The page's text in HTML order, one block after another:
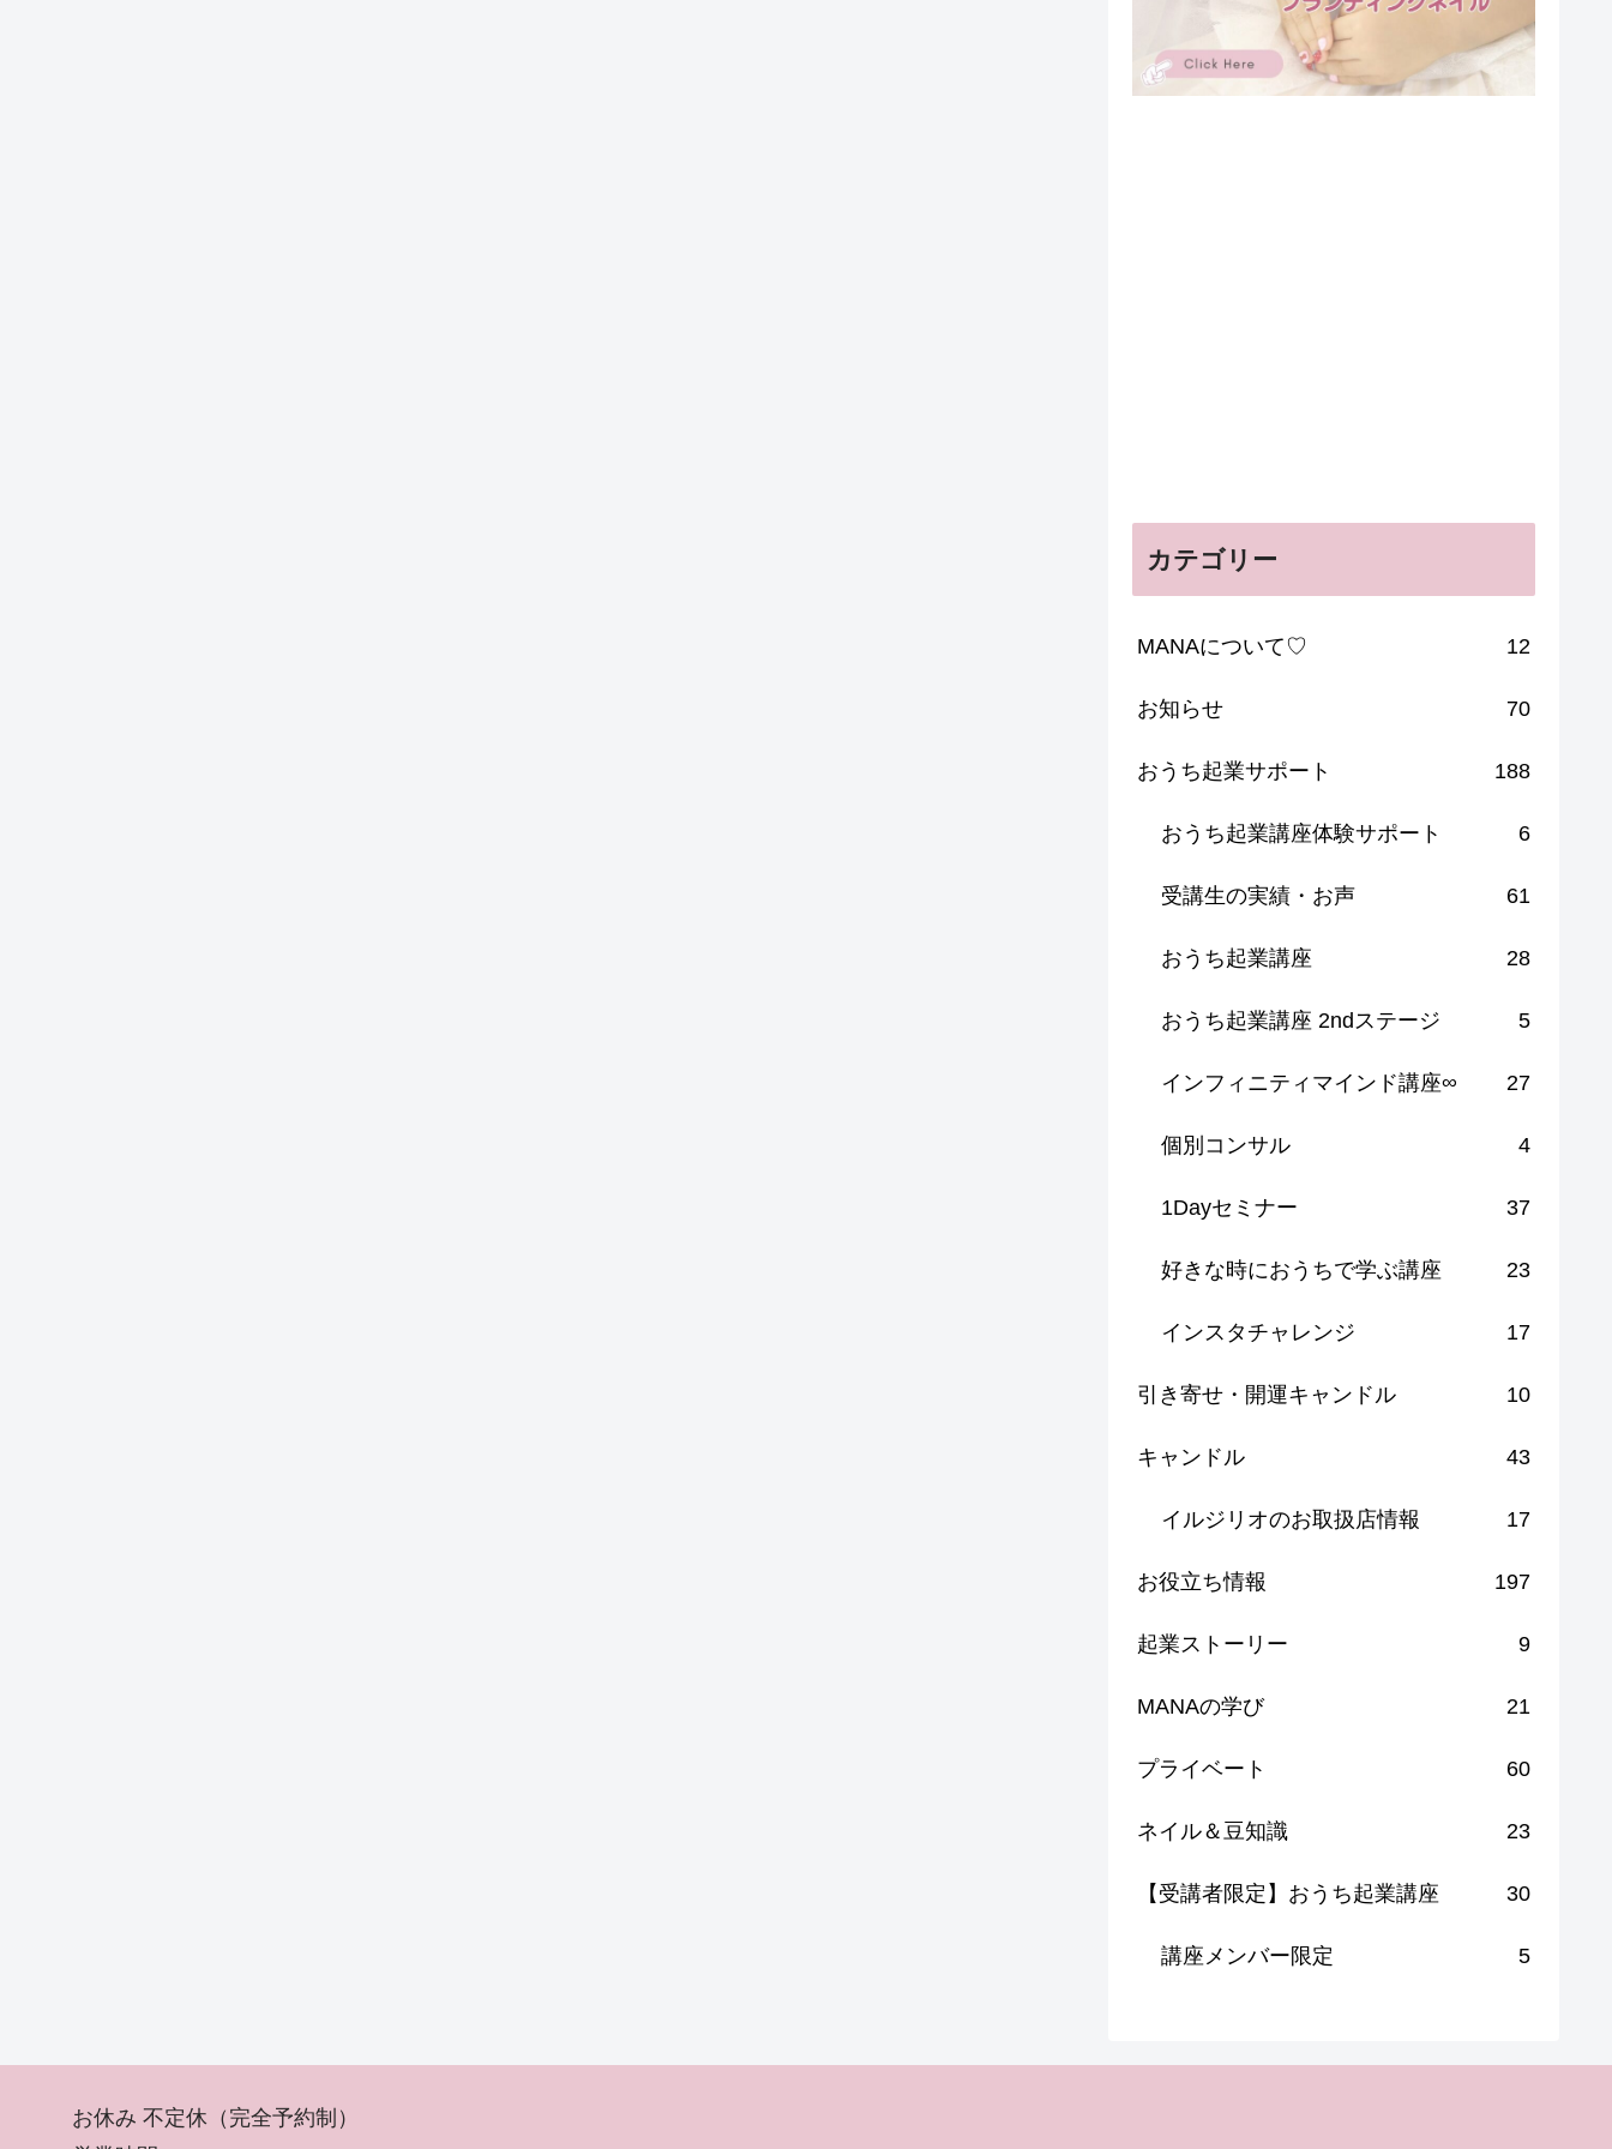
カテゴリー
MANAについて♡ 12
お知らせ 70
おうち起業サポート 188
おうち起業講座体験サポート 6
受講生の実績・お声 61
おうち起業講座 28
おうち起業講座 2ndステージ 5
インフィニティマインド講座∞ 27
個別コンサル 4
1Dayセミナー 37
好きな時におうちで学ぶ講座 23
インスタチャレンジ 17
引き寄せ・開運キャンドル 10
キャンドル 43
イルジリオのお取扱店情報 17
お役立ち情報 197
起業ストーリー 9
MANAの学び 21
プライベート 60
ネイル＆豆知識 23
【受講者限定】おうち起業講座 30
講座メンバー限定 5
お休み 不定休（完全予約制）